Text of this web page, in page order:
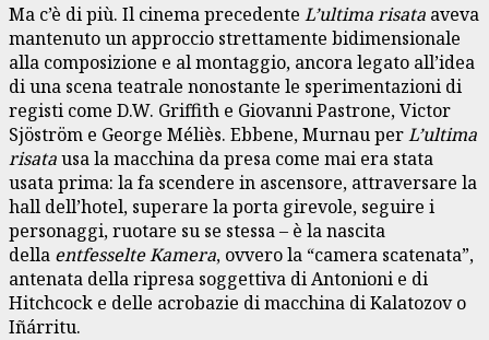
Ma c’è di più. Il cinema precedente L’ultima risata aveva
mantenuto un approccio strettamente bidimensionale
alla composizione e al montaggio, ancora legato all’idea
di una scena teatrale nonostante le sperimentazioni di
registi come D.W. Griffith e Giovanni Pastrone, Victor
Sjöström e George Méliès. Ebbene, Murnau perL’ultima
risatausa la macchina da presa come mai era stata
usata prima: la fa scendere in ascensore, attraversare la
hall dell’hotel, superare la porta girevole, seguire i
personaggi, ruotare su se stessa – è la nascita
della entfesselte Kamera, ovvero la “camera scatenata”,
antenata della ripresa soggettiva di Antonioni e di
Hitchcock e delle acrobazie di macchina di Kalatozov o
Iñárritu.